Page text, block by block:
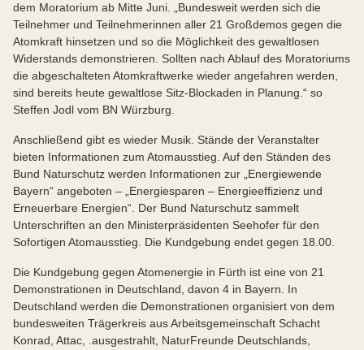
dem Moratorium ab Mitte Juni. „Bundesweit werden sich die
Teilnehmer und Teilnehmerinnen aller 21 Großdemos gegen die
Atomkraft hinsetzen und so die Möglichkeit des gewaltlosen
Widerstands demonstrieren. Sollten nach Ablauf des Moratoriums
die abgeschalteten Atomkraftwerke wieder angefahren werden,
sind bereits heute gewaltlose Sitz-Blockaden in Planung.“ so
Steffen Jodl vom BN Würzburg.
Anschließend gibt es wieder Musik. Stände der Veranstalter
bieten Informationen zum Atomausstieg. Auf den Ständen des
Bund Naturschutz werden Informationen zur „Energiewende
Bayern“ angeboten – „Energiesparen – Energieeffizienz und
Erneuerbare Energien“. Der Bund Naturschutz sammelt
Unterschriften an den Ministerpräsidenten Seehofer für den
Sofortigen Atomausstieg. Die Kundgebung endet gegen 18.00.
Die Kundgebung gegen Atomenergie in Fürth ist eine von 21
Demonstrationen in Deutschland, davon 4 in Bayern. In
Deutschland werden die Demonstrationen organisiert von dem
bundesweiten Trägerkreis aus Arbeitsgemeinschaft Schacht
Konrad, Attac, .ausgestrahlt, NaturFreunde Deutschlands,